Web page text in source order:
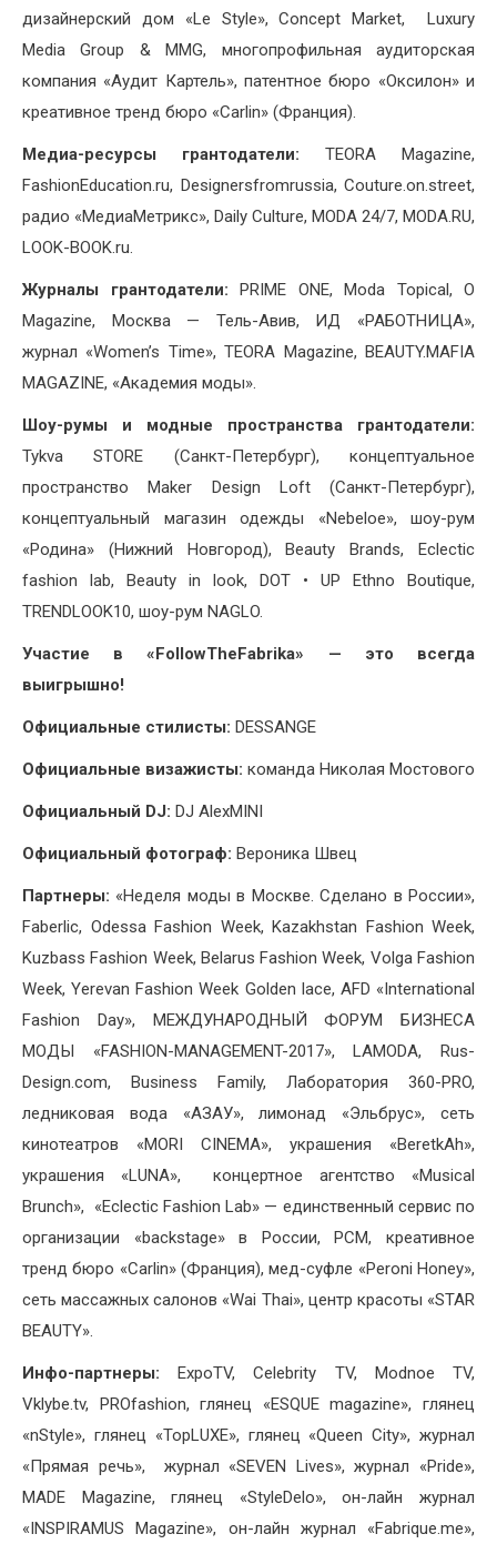
дизайнерский дом «Le Style», Concept Market, Luxury
Media Group & MMG, многопрофильная аудиторская
компания «Аудит Картель», патентное бюро «Оксилон» и
креативное тренд бюро «Carlin» (Франция).
Медиа-ресурсы грантодатели: TEORA Magazine,
FashionEducation.ru, Designersfromrussia, Couture.on.street,
радио «МедиаМетрикс», Daily Culture, MODA 24/7, MODA.RU,
LOOK-BOOK.ru.
Журналы грантодатели: PRIME ONE, Moda Topical, O
Magazine, Москва — Тель-Авив, ИД «РАБОТНИЦА»,
журнал «Women’s Time», TEORA Magazine, BEAUTY.MAFIA
MAGAZINE, «Академия моды».
Шоу-румы и модные пространства грантодатели:
Tykva STORE (Санкт-Петербург), концептуальное
пространство Maker Design Loft (Санкт-Петербург),
концептуальный магазин одежды «Nebeloe», шоу-рум
«Родина» (Нижний Новгород), Beauty Brands, Eclectic
fashion lab, Beauty in look, DOT • UP Ethno Boutique,
TRENDLOOK10, шоу-рум NAGLO.
Участие в «FollowTheFabrika» — это всегда
выигрышно!
Официальные стилисты: DESSANGE
Официальные визажисты: команда Николая Мостового
Официальный DJ: DJ AlexMINI
Официальный фотограф: Вероника Швец
Партнеры: «Неделя моды в Москве. Сделано в России»,
Faberlic, Odessa Fashion Week, Kazakhstan Fashion Week,
Kuzbass Fashion Week, Belarus Fashion Week, Volga Fashion
Week, Yerevan Fashion Week Golden lace, AFD «International
Fashion Day», МЕЖДУНАРОДНЫЙ ФОРУМ БИЗНЕСА
МОДЫ «FASHION-MANAGEMENT-2017», LAMODA, Rus-
Design.com, Business Family, Лаборатория 360-PRO,
ледниковая вода «АЗАУ», лимонад «Эльбрус», сеть
кинотеатров «MORI CINEMA», украшения «BeretkAh»,
украшения «LUNA», концертное агентство «Musical
Brunch», «Eclectic Fashion Lab» — единственный сервис по
организации «backstage» в России, РСМ, креативное
тренд бюро «Carlin» (Франция), мед-суфле «Peroni Honey»,
сеть массажных салонов «Wai Thai», центр красоты «STAR
BEAUTY».
Инфо-партнеры: ExpoTV, Celebrity TV, Modnoe TV,
Vklybe.tv, PROfashion, глянец «ESQUE magazine», глянец
«nStyle», глянец «TopLUXE», глянец «Queen City», журнал
«Прямая речь», журнал «SEVEN Lives», журнал «Pride»,
MADE Magazine, глянец «StyleDelo», он-лайн журнал
«INSPIRAMUS Magazine», он-лайн журнал «Fabrique.me»,